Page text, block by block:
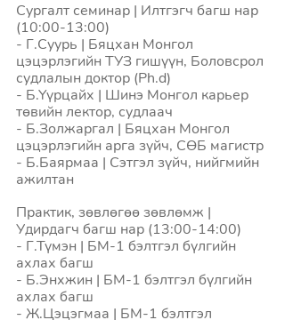
Сургалт семинар | Илтгэгч багш нар
(10:00-13:00)
- Г.Суурь | Бяцхан Монгол
цэцэрлэгийн ТУЗ гишүүн, Боловсрол
судлалын доктор (Ph.d)
- Б.Үүрцайх | Шинэ Монгол карьер
төвийн лектор, судлаач
- Б.Золжаргал | Бяцхан Монгол
цэцэрлэгийн арга зүйч, СӨБ магистр
- Б.Баярмаа | Сэтгэл зүйч, нийгмийн
ажилтан
Практик, зөвлөгөө зөвлөмж |
Удирдагч багш нар (13:00-14:00)
- Г.Түмэн | БМ-1 бэлтгэл бүлгийн
ахлах багш
- Б.Энхжин | БМ-1 бэлтгэл бүлгийн
ахлах багш
- Ж.Цэцэгмаа | БМ-1 бэлтгэл